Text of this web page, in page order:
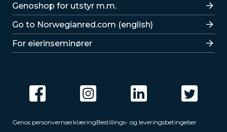
Genoshop for utstyr m.m.
Go to Norwegianred.com (english)
For eierinseminører
Genos personvernserklæringBestillings- og leveringsbetingelser